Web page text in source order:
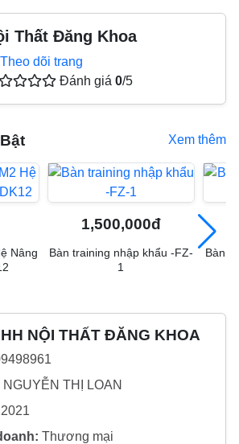
Thất Đăng Khoa
Theo dõi trang
Đánh giá 0/5
Xem thêm
Nâng
1,500,000đ
Bàn training nhập khẩu -FZ-
1
Bàn
NỘI THẤT ĐĂNG KHOA
NGUYỄN THỊ LOAN
2021
Thương mại